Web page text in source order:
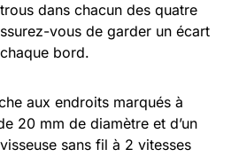
dans chacun des quatre
vous de garder un écart
bord.
aux endroits marqués à
20 mm de diamètre et d’un
sans fil à 2 vitesses